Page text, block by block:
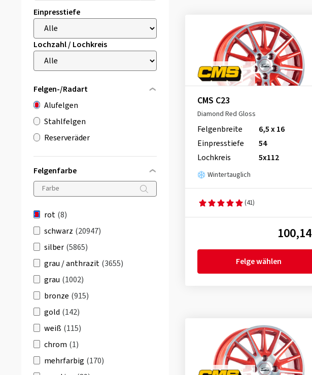
Einpresstiefe
Lochzahl / Lochkreis
Felgen-/Radart
Alufelgen
Stahlfelgen
Reserveräder
Felgenfarbe
rot (8)
schwarz (20947)
silber (5865)
grau / anthrazit (3655)
grau (1002)
bronze (915)
gold (142)
weiß (115)
chrom (1)
mehrfarbig (170)
CMS C23
Diamond Red Gloss
Felgenbreite
6,5 x 16
Einpresstiefe
54
Lochkreis
5x112
Wintertauglich
(41)
Felge wählen